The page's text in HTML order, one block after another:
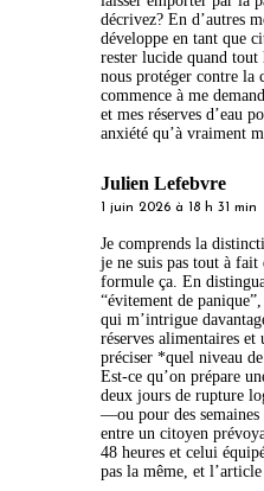
décrivez? En d’autres
développe en tant que
rester lucide quand
nous protéger contre la
commence à me
et mes réserves d’eau
anxiété qu’à vraiment
Julien Lefebvre
1 juin 2026 à 18 h 31 min
Je comprends la
je ne suis pas tout à fait
formule ça. En
“évitement de
qui m’intrigue
réserves alimentaires
préciser *quel niveau
Est-ce qu’on prépare
deux jours de rupture
—ou pour des semaines
entre un citoyen
48 heures et celui
pas la même, et